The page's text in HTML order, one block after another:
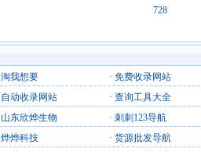
728
淘我想要 · 免费收录网站
自动收录网站 · 查询工具大全
山东欣烨生物 · 刺刺123导航
烨烨科技 · 货源批发导航